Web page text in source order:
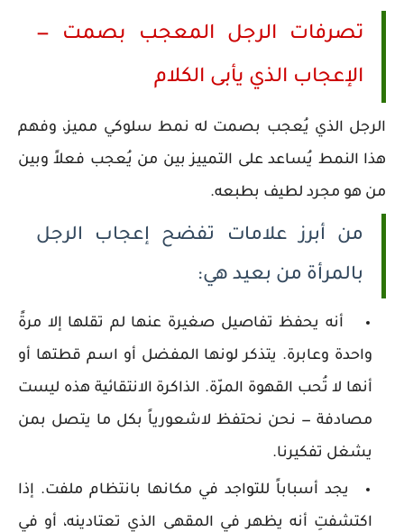
تصرفات الرجل المعجب بصمت —
الإعجاب الذي يأبى الكلام
الرجل الذي يُعجب بصمت له نمط سلوكي مميز، وفهم
هذا النمط يُساعد على التمييز بين من يُعجب فعلاً وبين
من هو مجرد لطيف بطبعه.
من أبرز علامات تفضح إعجاب الرجل
بالمرأة من بعيد هي:
أنه يحفظ تفاصيل صغيرة عنها لم تقلها إلا مرةً
واحدة وعابرة. يتذكر لونها المفضل أو اسم قطتها أو
أنها لا تُحب القهوة المرّة. الذاكرة الانتقائية هذه ليست
مصادفة — نحن نحتفظ لاشعورياً بكل ما يتصل بمن
يشغل تفكيرنا.
يجد أسباباً للتواجد في مكانها بانتظام ملفت. إذا
اكتشفتِ أنه يظهر في المقهى الذي تعتادينه، أو في